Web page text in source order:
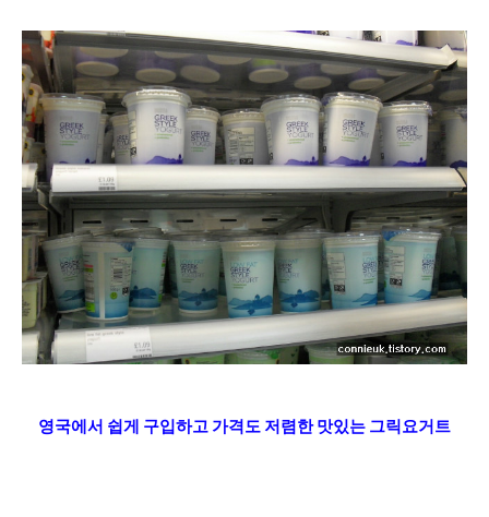
영국에서 쉽게 구입하고 가격도 저렴한 맛있는 그릭요거트